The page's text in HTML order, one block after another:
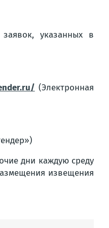
указанных в
(Электронная
дни каждую среду
извещения